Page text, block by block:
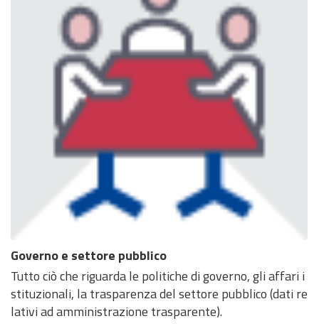
Governo e settore pubblico
Tutto ciò che riguarda le politiche di governo, gli affari i
stituzionali, la trasparenza del settore pubblico (dati re
lativi ad amministrazione trasparente).